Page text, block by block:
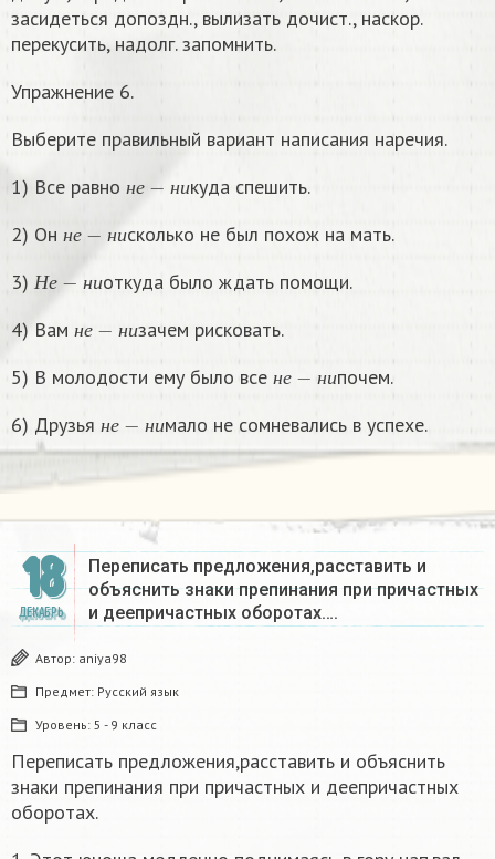
засидеться допоздн., вылизать дочист., наскор.
перекусить, надолг. запомнить.
Упражнение 6.
Выберите правильный вариант написания наречия.
1) Все равно
н е н и куда спешить.
2) Он
н е н и сколько не был похож на мать.
3)
Н е н и
Не и
откуда было ждать помощи.
4) Вам
н е н и зачем рисковать.
5) В молодости ему было все
н е н и почем.
6) Друзья
н е н и мало не сомневались в успехе.
18
ДЕКАБРЬ
Переписать предложения,расставить и
объяснить знаки препинания при причастных
и деепричастных оборотах….
Автор: aniya98
Предмет: Русский язык
Уровень: 5 - 9 класс
Переписать предложения,расставить и объяснить
знаки препинания при причастных и деепричастных
оборотах.